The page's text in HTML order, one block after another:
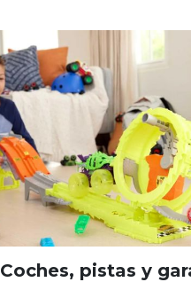
Coches, pistas y